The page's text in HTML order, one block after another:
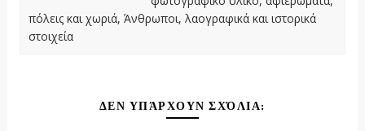
πόλεις και χωριά, Άνθρωποι, λαογραφικά και ιστορικά
στοιχεία
ΔΕΝ ΥΠΆΡΧΟΥΝ ΣΧΌΛΙΑ: